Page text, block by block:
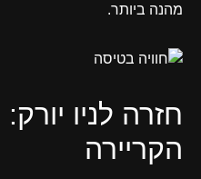
מהנה ביותר.
חזרה לניו
הקריירה